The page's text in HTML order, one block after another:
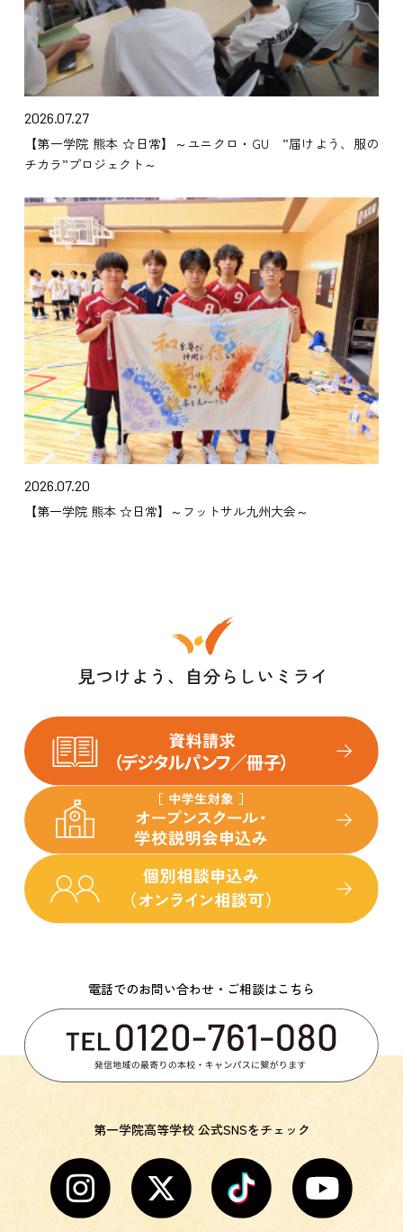
2026.07.27
【第一学院 熊本 ☆日常】～ユニクロ・GU ”届けよう、服の
チカラ”プロジェクト～
2026.07.20
【第一学院 熊本 ☆日常】～フットサル九州大会～
電話でのお問い合わせ・ご相談はこちら
第一学院高等学校 公式SNSをチェック